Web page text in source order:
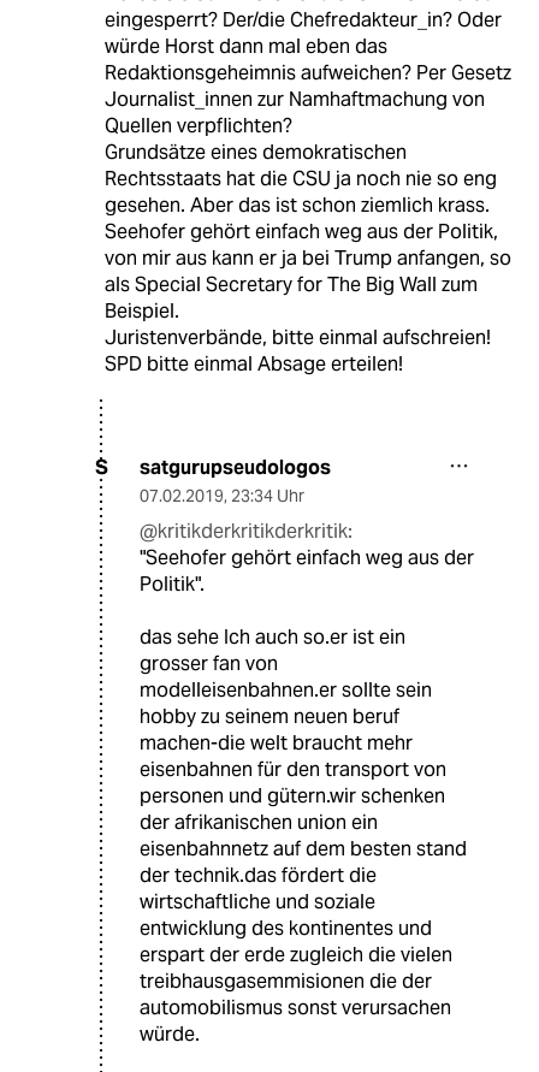
eingesperrt? Der/die Chefredakteur_in? Oder
würde Horst dann mal eben das
Redaktionsgeheimnis aufweichen? Per Gesetz
Journalist_innen zur Namhaftmachung von
Quellen verpflichten?
Grundsätze eines demokratischen
Rechtsstaats hat die CSU ja noch nie so eng
gesehen. Aber das ist schon ziemlich krass.
Seehofer gehört einfach weg aus der Politik,
von mir aus kann er ja bei Trump anfangen, so
als Special Secretary for The Big Wall zum
Beispiel.
Juristenverbände, bitte einmal aufschreien!
SPD bitte einmal Absage erteilen!
S satgurupseudologos
07.02.2019, 23:34 Uhr
@kritikderkritikderkritik:
"Seehofer gehört einfach weg aus der
Politik".
das sehe Ich auch so.er ist ein
grosser fan von
modelleisenbahnen.er sollte sein
hobby zu seinem neuen beruf
machen-die welt braucht mehr
eisenbahnen für den transport von
personen und gütern.wir schenken
der afrikanischen union ein
eisenbahnnetz auf dem besten stand
der technik.das fördert die
wirtschaftliche und soziale
entwicklung des kontinentes und
erspart der erde zugleich die vielen
treibhausgasemmisionen die der
automobilismus sonst verursachen
würde.